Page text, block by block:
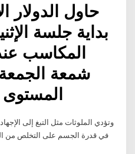
حاول الدولار
بداية جلسة
المكاسب
شمعة
المستوى 0.7750 مباشرةً
وتؤدي الملوثات مثل التبغ إلى
في قدرة الجسم على التخلص من